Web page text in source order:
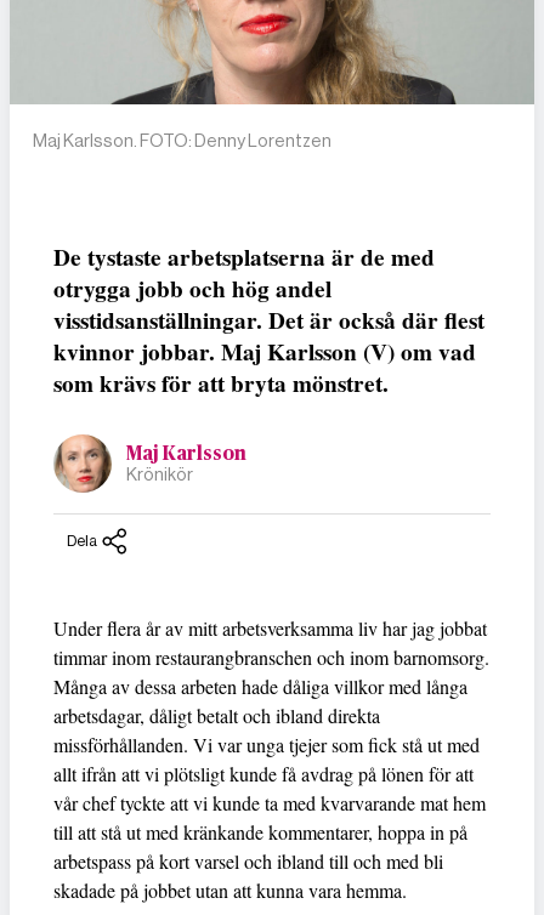
Maj Karlsson. FOTO: Denny Lorentzen
De tystaste arbetsplatserna är de med
otrygga jobb och hög andel
visstidsanställningar. Det är också där flest
kvinnor jobbar. Maj Karlsson (V) om vad
som krävs för att bryta mönstret.
Maj Karlsson
Krönikör
Dela
Under flera år av mitt arbetsverksamma liv har jag jobbat
timmar inom restaurangbranschen och inom barnomsorg.
Många av dessa arbeten hade dåliga villkor med långa
arbetsdagar, dåligt betalt och ibland direkta
missförhållanden. Vi var unga tjejer som fick stå ut med
allt ifrån att vi plötsligt kunde få avdrag på lönen för att
vår chef tyckte att vi kunde ta med kvarvarande mat hem
till att stå ut med kränkande kommentarer, hoppa in på
arbetspass på kort varsel och ibland till och med bli
skadade på jobbet utan att kunna vara hemma.